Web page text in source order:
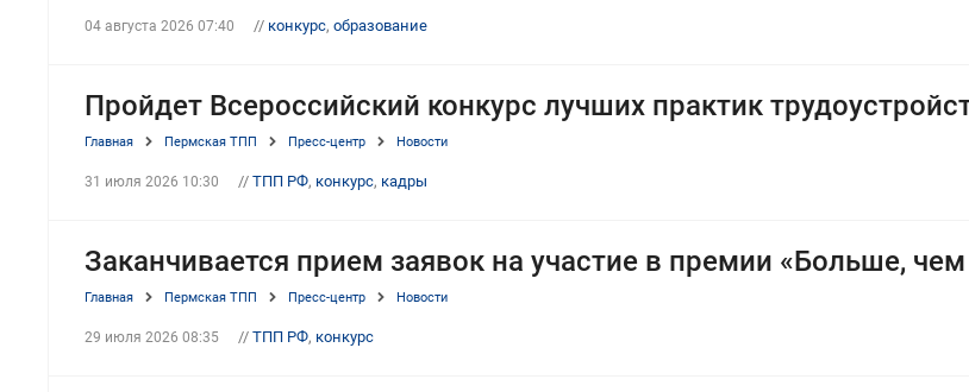
04 августа 2026 07:40 // конкурс, образование
Пройдет Всероссийский конкурс лучших практик
Главная Пермская ТПП Пресс-центр Новости
31 июля 2026 10:30 // ТПП РФ, конкурс, кадры
Заканчивается прием заявок на участие в премии «Больше,
Главная Пермская ТПП Пресс-центр Новости
29 июля 2026 08:35 // ТПП РФ, конкурс